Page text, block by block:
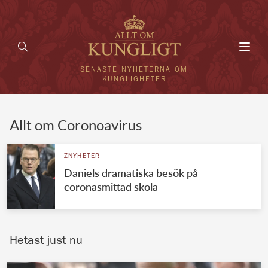
SENASTE NYHETERNA OM
KUNGLIGHETER
UTLÄNDSKT
VÄRLDENS KUNGAHUS
Brittiska kungahuset
Allt om Coronoavirus
ZNYHETER
Daniels dramatiska besök på
coronasmittad skola
Hetast just nu